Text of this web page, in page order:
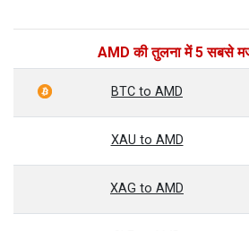
AMD की तुलना में 5 सबसे
BTC to AMD
XAU to AMD
XAG to AMD